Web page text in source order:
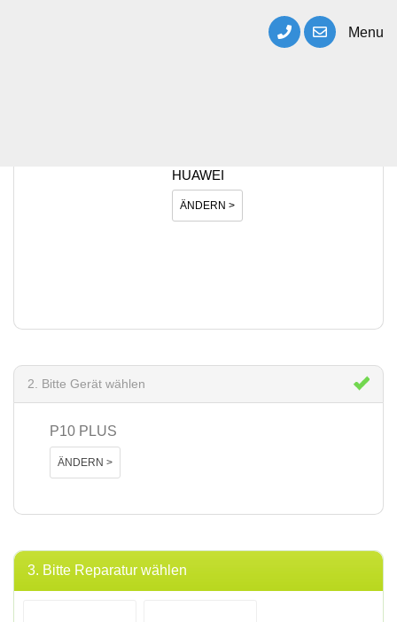
Menu
HUAWEI
ÄNDERN >
2. Bitte Gerät wählen
P10 PLUS
ÄNDERN >
3. Bitte Reparatur wählen